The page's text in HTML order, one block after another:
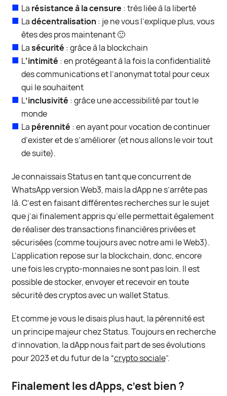
La résistance à la censure : très liée à la liberté
Ladécentralisation : je ne vous l’explique plus, vous
êtes des pros maintenant 🙂
Lasécurité : grâce à la blockchain
L‘intimité : en protégeant à la fois la confidentialité
des communications et l’anonymat total pour ceux
qui le souhaitent
L’inclusivité : grâce une accessibilité par tout le
monde
La pérennité : en ayant pour vocation de continuer
d’exister et de s’améliorer (et nous allons le voir tout
de suite).
Je connaissais Status en tant que concurrent de
WhatsApp version Web3, mais la dApp ne s’arrête pas
là. C’est en faisant différentes recherches sur le sujet
que j’ai finalement appris qu’elle permettait également
de réaliser des transactions financières privées et
sécurisées (comme toujours avec notre ami le Web3).
L’application repose sur la blockchain, donc, encore
une fois les crypto-monnaies ne sont pas loin. Il est
possible de stocker, envoyer et recevoir en toute
sécurité des cryptos avec un wallet Status.
Et comme je vous le disais plus haut, la pérennité est
un principe majeur chez Status. Toujours en recherche
d’innovation, la dApp nous fait part de ses évolutions
pour 2023 et du futur de la “crypto sociale”.
Finalement les dApps, c’est bien ?